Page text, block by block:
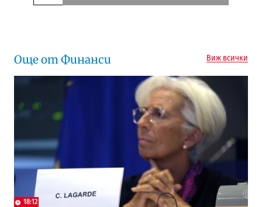
Следваща новина
Още от Финанси Виж всички
18:12